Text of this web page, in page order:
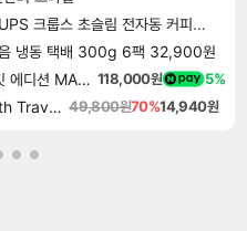
초슬림 전자동 커피머신 SA4001K0
음 냉동 택배 300g 6팩 32,900원
마블 투혼 파이팅 소울즈 얼티밋 에디션 MARVEL Tokon Fighting Souls Ultimate Edition 118,000원 5%
옥토패스 트래블러 II Octopath Traveler II 49,800원70%14,940원